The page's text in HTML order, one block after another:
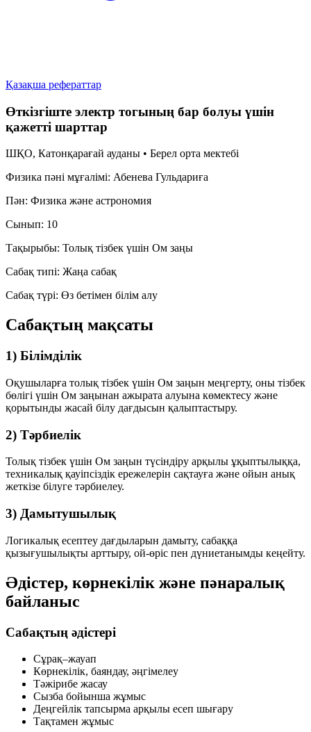
Қазақша рефераттар
Өткізгіште электр тогының бар болуы үшін
қажетті шарттар
ШҚО, Катонқарағай ауданы • Берел орта мектебі
Физика пәні мұғалімі: Абенева Гульдариға
Пән: Физика және астрономия
Сынып: 10
Тақырыбы: Толық тізбек үшін Ом заңы
Сабақ типі: Жаңа сабақ
Сабақ түрі: Өз бетімен білім алу
Сабақтың мақсаты
1) Білімділік
Оқушыларға толық тізбек үшін Ом заңын меңгерту, оны тізбек
бөлігі үшін Ом заңынан ажырата алуына көмектесу және
қорытынды жасай білу дағдысын қалыптастыру.
2) Тәрбиелік
Толық тізбек үшін Ом заңын түсіндіру арқылы ұқыптылыққа,
техникалық қауіпсіздік ережелерін сақтауға және ойын анық
жеткізе білуге тәрбиелеу.
3) Дамытушылық
Логикалық есептеу дағдыларын дамыту, сабаққа
қызығушылықты арттыру, ой-өріс пен дүниетанымды кеңейту.
Әдістер, көрнекілік және пәнаралық
байланыс
Сабақтың әдістері
Сұрақ–жауап
Көрнекілік, баяндау, әңгімелеу
Тәжірибе жасау
Сызба бойынша жұмыс
Деңгейлік тапсырма арқылы есеп шығару
Тақтамен жұмыс